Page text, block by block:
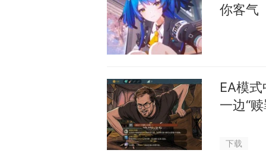
你客气
EA模
一边“赎
下载